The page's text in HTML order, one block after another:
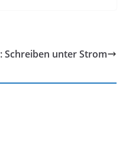
Schreiben unter Strom